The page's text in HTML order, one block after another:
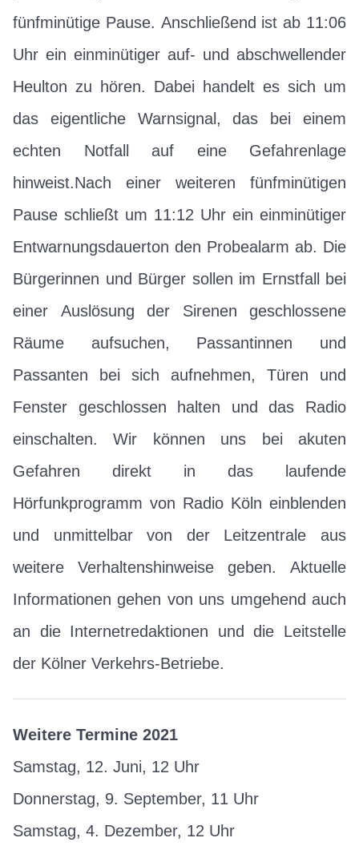
fünfminütige Pause. Anschließend ist ab 11:06
Uhr ein einminütiger auf- und abschwellender
Heulton zu hören. Dabei handelt es sich um
das eigentliche Warnsignal, das bei einem
echten Notfall auf eine Gefahrenlage
hinweist.Nach einer weiteren fünfminütigen
Pause schließt um 11:12 Uhr ein einminütiger
Entwarnungsdauerton den Probealarm ab. Die
Bürgerinnen und Bürger sollen im Ernstfall bei
einer Auslösung der Sirenen geschlossene
Räume aufsuchen, Passantinnen und
Passanten bei sich aufnehmen, Türen und
Fenster geschlossen halten und das Radio
einschalten. Wir können uns bei akuten
Gefahren direkt in das laufende
Hörfunkprogramm von Radio Köln einblenden
und unmittelbar von der Leitzentrale aus
weitere Verhaltenshinweise geben. Aktuelle
Informationen gehen von uns umgehend auch
an die Internetredaktionen und die Leitstelle
der Kölner Verkehrs-Betriebe.
Weitere Termine 2021
Samstag, 12. Juni, 12 Uhr
Donnerstag, 9. September, 11 Uhr
Samstag, 4. Dezember, 12 Uhr